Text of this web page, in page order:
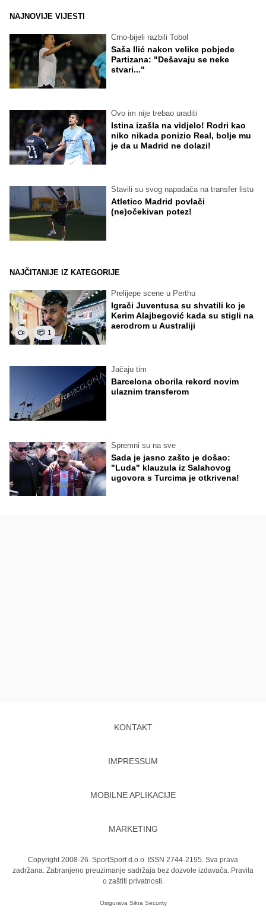
NAJNOVIJE VIJESTI
Crno-bijeli razbili Tobol
Saša Ilić nakon velike pobjede
Partizana: "Dešavaju se neke
stvari..."
Ovo im nije trebao uraditi
Istina izašla na vidjelo! Rodri kao
niko nikada ponizio Real, bolje mu
je da u Madrid ne dolazi!
Stavili su svog napadača na transfer listu
Atletico Madrid povlači
(ne)očekivan potez!
NAJČITANIJE IZ KATEGORIJE
1
Prelijepe scene u Perthu
Igrači Juventusa su shvatili ko je
Kerim Alajbegović kada su stigli na
aerodrom u Australiji
Jačaju tim
Barcelona oborila rekord novim
ulaznim transferom
Spremni su na sve
Sada je jasno zašto je došao:
"Luda" klauzula iz Salahovog
ugovora s Turcima je otkrivena!
KONTAKT
IMPRESSUM
MOBILNE APLIKACIJE
MARKETING
Copyright 2008-26. SportSport d.o.o. ISSN 2744-2195. Sva prava
zadržana. Zabranjeno preuzimanje sadržaja bez dozvole izdavača. Pravila
o zaštiti privatnosti.
Osigurava Sikra Security